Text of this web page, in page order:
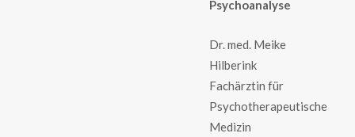
Psychoanalyse
Dr. med. Meike
Hilberink
Fachärztin für
Psychotherapeutische
Medizin